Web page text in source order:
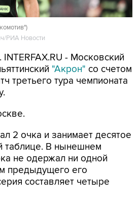
РИА Новости
INTERFAX.RU - Московский
"Акрон" со счетом
третьего тура чемпионата
2 очка и занимает десятое
таблице. В нынешнем
не одержал ни одной
предыдущего его
составляет четыре